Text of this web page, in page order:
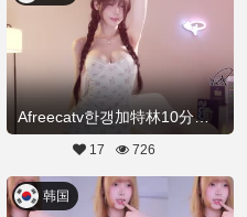
Afreecatv한갱加特林10分钟不停20260404Hot Dance
17 726
韩国